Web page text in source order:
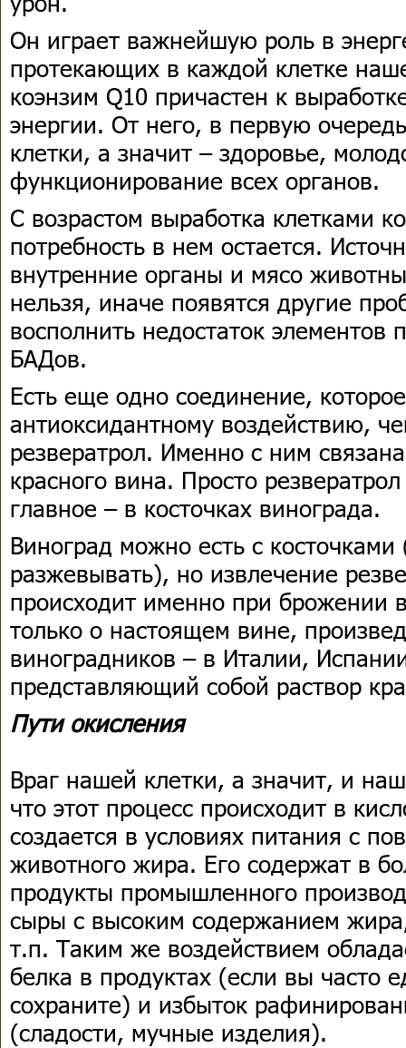
Он играет важнейшую роль в
протекающих в каждой клетке
коэнзим Q10 причастен к
энергии. От него, в первую
клетки, а значит – здоровье,
функционирование всех органов.
С возрастом выработка клетками
потребность в нем остается.
внутренние органы и мясо
нельзя, иначе появятся другие
восполнить недостаток
БАДов.
Есть еще одно соединение,
антиоксидантному воздействию,
резвератрол. Именно с ним
красного вина. Просто
главное – в косточках винограда.
Виноград можно есть с
разжевывать), но извлечение
происходит именно при брожении
только о настоящем вине,
виноградников – в Италии,
представляющий собой раствор
Пути окисления
Враг нашей клетки, а значит, и
что этот процесс происходит в
создается в условиях питания с
животного жира. Его содержат в
продукты промышленного
сыры с высоким содержанием
т.п. Таким же воздействием
белка в продуктах (если вы часто
сохраните) и избыток
(сладости, мучные изделия).